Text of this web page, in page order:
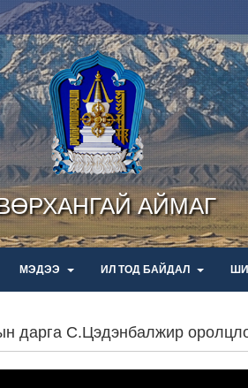
АЙМАГ
МЭДЭЭ ИЛ ТОД БАЙДАЛ
дарга С.Цэдэнбалжир